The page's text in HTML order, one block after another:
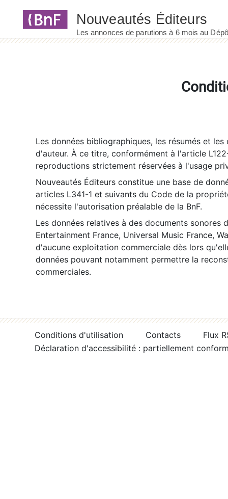
Les données bibliographiques, les résumés et
d'auteur. À ce titre, conformément à l'article
reproductions strictement réservées à l'usage
Nouveautés Éditeurs constitue une base de
articles L341-1 et suivants du Code de la
nécessite l'autorisation préalable de la BnF.
Les données relatives à des documents sonores
Entertainment France, Universal Music France,
d'aucune exploitation commerciale dès lors
données pouvant notamment permettre la
commerciales.
Conditions d'utilisation Contacts
Flux
Déclaration d'accessibilité : partiellement